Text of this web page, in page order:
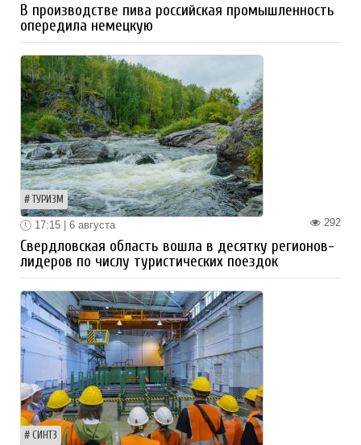
В производстве пива российская промышленность
опередила немецкую
ТУРИЗМ
292
17:15 | 6 августа
Свердловская область вошла в десятку регионов-
лидеров по числу туристических поездок
СИНТЗ